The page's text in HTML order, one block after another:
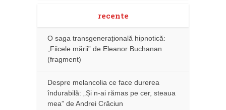
recente
O saga transgenerațională hipnotică:
„Fiicele mării” de Eleanor Buchanan
(fragment)
Despre melancolia ce face durerea
îndurabilă: „Și n-ai rămas pe cer, steaua
mea” de Andrei Crăciun